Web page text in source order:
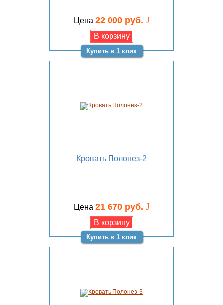
Цена 22 000 руб. J
Купить в 1 клик
Кровать Полонез-2
Цена 21 670 руб. J
Купить в 1 клик